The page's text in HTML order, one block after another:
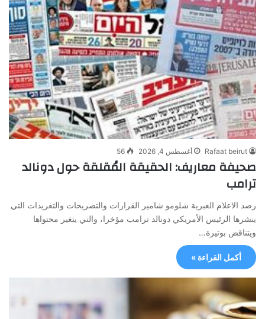
Rafaat beirut أغسطس 4, 2026 56
صحيفة معاريف: الحقيقة المُقلقة حول دونالد
ترامب
رصد الاعلام العبرية شلومو شامير القرارات والتصريحات والتغريدات التي
ينشرها الرئيس الأمريكي دونالد ترامب مؤخرا، والتي يتغير محتواها
ويتناقض بوتيرة…
أكمل القراءة »